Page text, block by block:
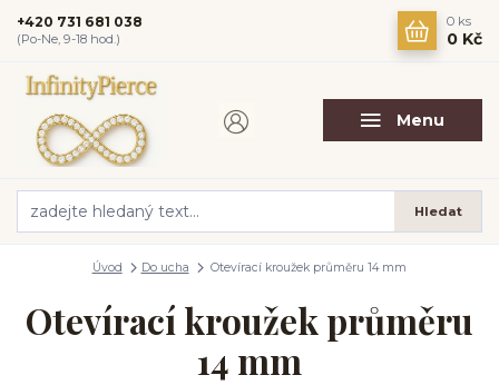
Menu
Hledat
+420 731 681 038
(Po-Ne, 9-18 hod.)
0 ks
0 Kč
Úvod Do ucha Otevírací kroužek průměru 14 mm
Otevírací kroužek průměru
14 mm